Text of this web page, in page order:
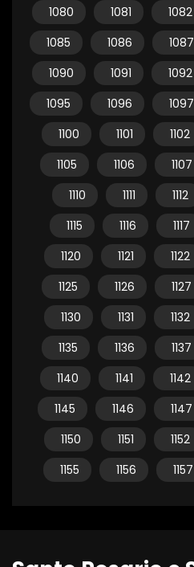
1080
1081 1082
1085
1086 1087
1090
1091 1092
1095
1096 1097
1100
1101 1102
1105
1106 1107
1110
1111 1112
1115
1116 1117
1120
1121 1122
1125
1126 1127
1130
1131 1132
1135
1136 1137
1140
1141 1142
1145
1146 1147
1150
1151 1152
1155
1156 1157